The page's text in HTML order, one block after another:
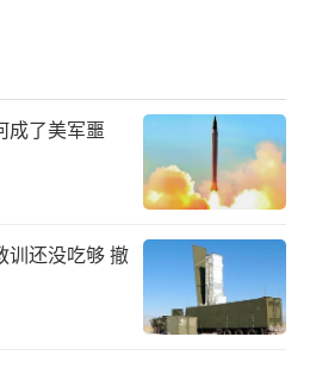
了美军噩
训还没吃够 撤